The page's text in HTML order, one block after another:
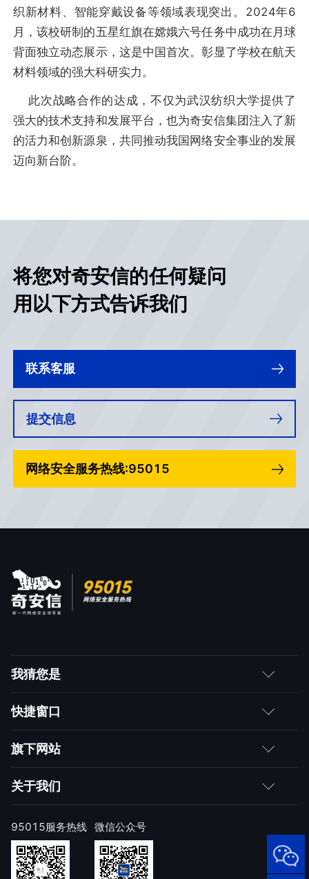
织新材料、智能穿戴设备等领域表现突出。2024年6
月，该校研制的五星红旗在嫦娥六号任务中成功在月球
背面独立动态展示，这是中国首次。彰显了学校在航天
材料领域的强大科研实力。
此次战略合作的达成，不仅为武汉纺织大学提供了
强大的技术支持和发展平台，也为奇安信集团注入了新
的活力和创新源泉，共同推动我国网络安全事业的发展
迈向新台阶。
将您对奇安信的任何疑问
用以下方式告诉我们
联系客服
提交信息
网络安全服务热线:95015
我猜您是
客户
合作伙伴
求职者
快捷窗口
如何购买
产品注册与激活
样本上报
奇安信天守安全软件
旗下网站
网神
技术研究院
威胁情报中心
关于我们
公司简介
公司新闻
95015服务热线 微信公众号